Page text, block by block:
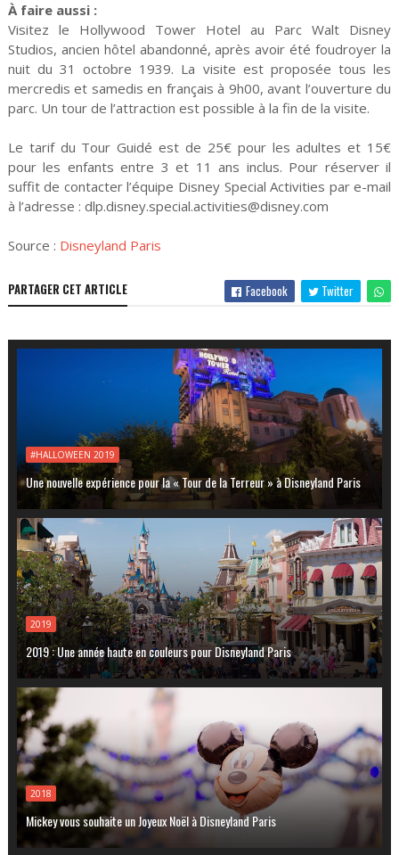
À faire aussi :
Visitez le Hollywood Tower Hotel au Parc Walt Disney
Studios, ancien hôtel abandonné, après avoir été foudroyer la
nuit du 31 octobre 1939. La visite est proposée tous les
mercredis et samedis en français à 9h00, avant l’ouverture du
parc. Un tour de l’attraction est possible à la fin de la visite.
Le tarif du Tour Guidé est de 25€ pour les adultes et 15€
pour les enfants entre 3 et 11 ans inclus. Pour réserver il
suffit de contacter l’équipe Disney Special Activities par e-mail
à l’adresse : dlp.disney.special.activities@disney.com
Source : Disneyland Paris
PARTAGER CET ARTICLE Facebook Twitter
#HALLOWEEN 2019
Une nouvelle expérience pour la « Tour de la Terreur » à Disneyland Paris
2019
2019 : Une année haute en couleurs pour Disneyland Paris
2018
Mickey vous souhaite un Joyeux Noël à Disneyland Paris